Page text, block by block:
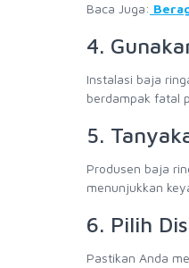
Baca Juga:
4.
Instalasi baja
berdampak fatal
5.
Produsen baja
menunjukkan
6. Pilih
Pastikan Anda